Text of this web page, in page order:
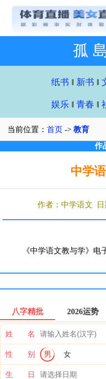
孤
纸书 ‖ 新书 ‖
娱乐 ‖ 青春 ‖
当前位置： 首页 -> 教育
作
中学
作者：中学语文 日
《中学语文教与学》电
八字精批 2026运势
姓 名
性 别 男 女
生 日